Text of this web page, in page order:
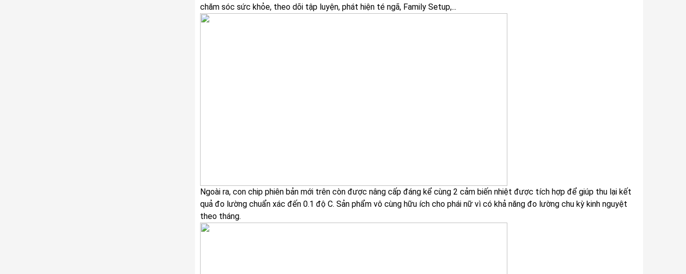
chăm sóc sức khỏe, theo dõi tập luyện, phát hiện té ngã, Family Setup,...
Ngoài ra, con chip phiên bản mới trên còn được nâng cấp đáng kể cùng 2 cảm biến nhiệt được tích hợp để giúp thu lại kết
quả đo lường chuẩn xác đến 0.1 độ C. Sản phẩm vô cùng hữu ích cho phái nữ vì có khả năng đo lường chu kỳ kinh nguyệt
theo tháng.